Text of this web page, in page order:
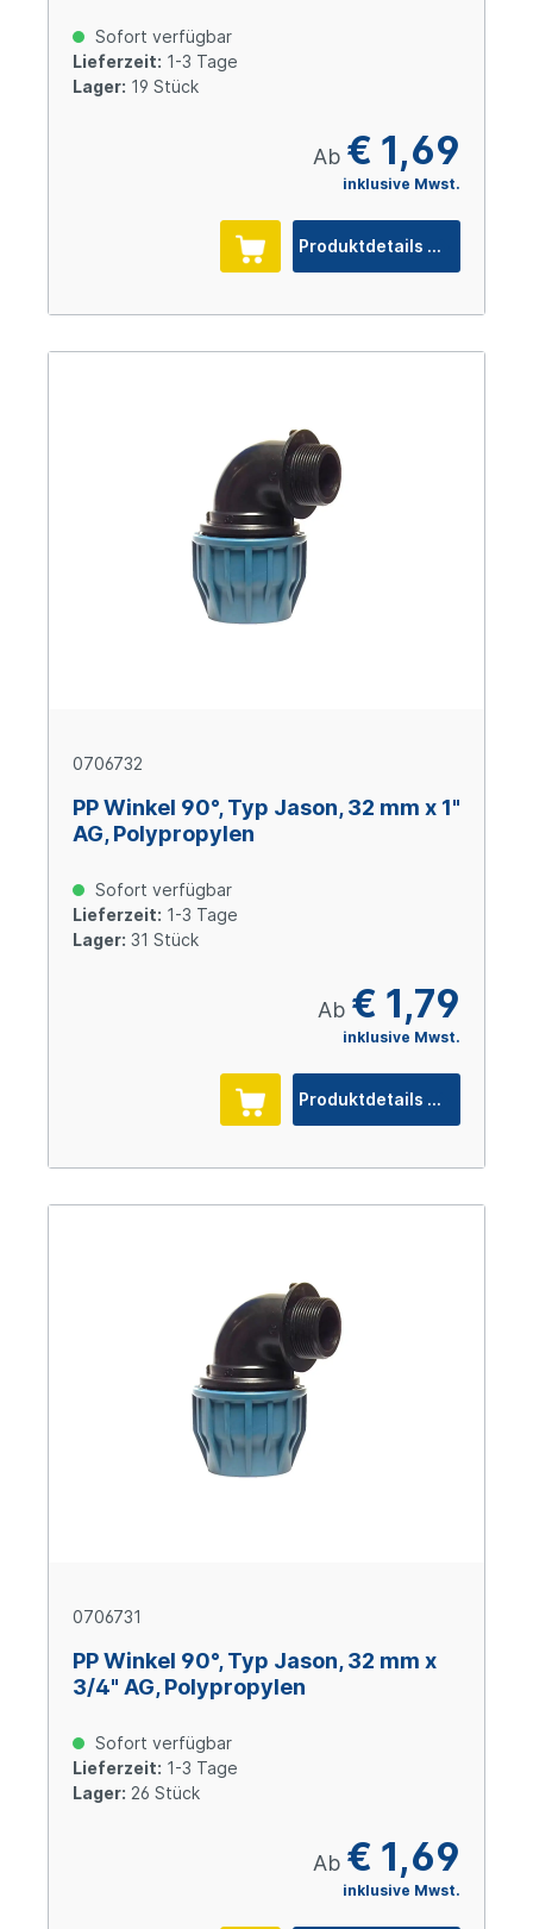
Sofort verfügbar
Lieferzeit: 1-3 Tage
Lager: 19 Stück
Ab € 1,69
inklusive Mwst.
Produktdetails
0706732
PP Winkel 90°, Typ Jason, 32 mm x 1"
AG, Polypropylen
Sofort verfügbar
Lieferzeit: 1-3 Tage
Lager: 31 Stück
Ab € 1,79
inklusive Mwst.
Produktdetails
0706731
PP Winkel 90°, Typ Jason, 32 mm x
3/4" AG, Polypropylen
Sofort verfügbar
Lieferzeit: 1-3 Tage
Lager: 26 Stück
Ab € 1,69
inklusive Mwst.